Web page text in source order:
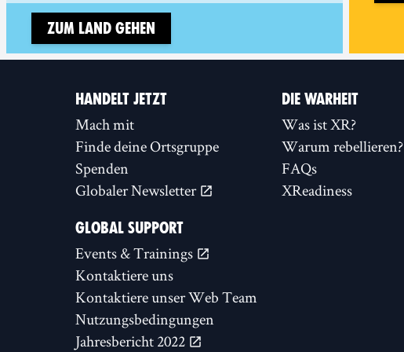
Zum Land gehen
HANDELT JETZT
Mach mit
Finde deine Ortsgruppe
Spenden
Globaler Newsletter
DIE WARHEIT
Was ist XR?
Warum rebellieren?
FAQs
XReadiness
GLOBAL SUPPORT
Events & Trainings
Kontaktiere uns
Kontaktiere unser Web Team
Nutzungsbedingungen
Jahresbericht 2022